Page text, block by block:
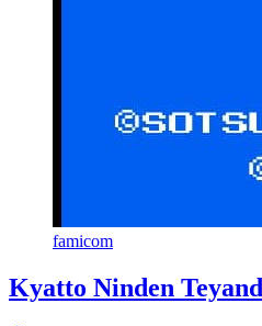
famicom
Kyatto Ninden